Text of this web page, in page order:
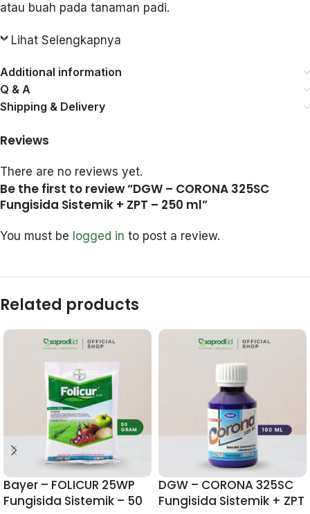
atau buah pada tanaman padi.
Lihat Selengkapnya
Additional information
Q & A
Shipping & Delivery
Reviews
There are no reviews yet.
Be the first to review “DGW – CORONA 325SC
Fungisida Sistemik + ZPT – 250 ml”
You must be logged in to post a review.
Related products
Bayer – FOLICUR 25WP
Fungisida Sistemik – 50
DGW – CORONA 325SC
Fungisida Sistemik + ZPT